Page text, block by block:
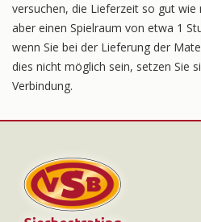
versuchen, die Lieferzeit so gut
aber einen Spielraum von etwa 1
wenn Sie bei der Lieferung der
dies nicht möglich sein, setzen Sie
Verbindung.